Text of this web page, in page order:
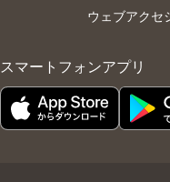
ウェブアクセ
スマートフォンアプリ